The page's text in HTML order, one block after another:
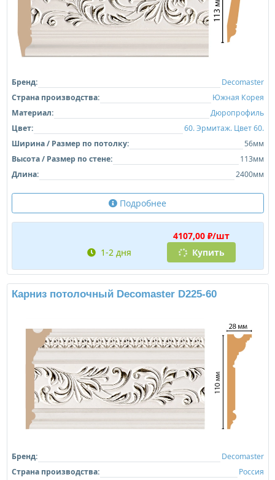
Бренд:
Decomaster
Страна производства:
Южная Корея
Материал:
Дюропрофиль
Цвет:
60. Эрмитаж. Цвет 60.
Ширина / Размер по потолку:
56мм
Высота / Размер по стене:
113мм
Длина:
2400мм
Подробнее
4107,00 ₽/шт
1-2 дня
Купить
Карниз потолочный Decomaster D225-60
Бренд:
Decomaster
Страна производства:
Россия